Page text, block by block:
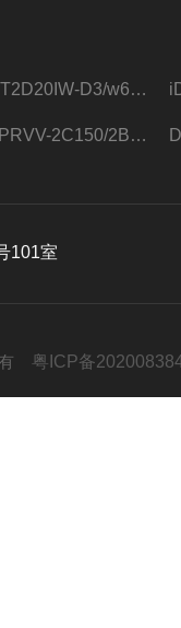
DS-2PT2D20IW-D3/w64路高清硬盘录像机
DS-1LPRVV-2C150/2B监控室外夜视高清电源线护套线200米/卷
101室
有 粤ICP备